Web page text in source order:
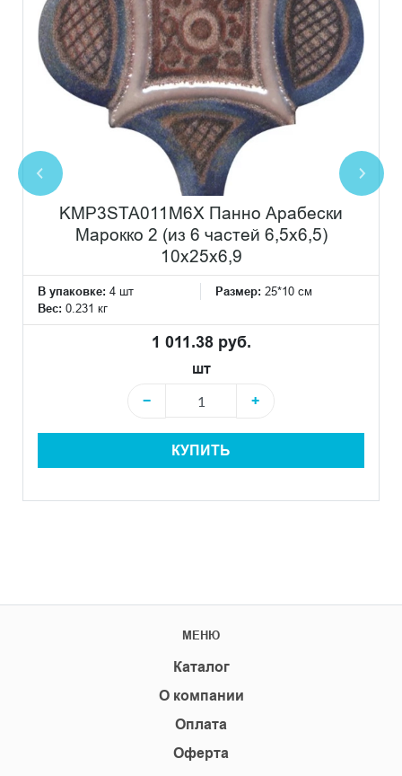
KMP3STA011M6X Панно Арабески
Марокко 2 (из 6 частей 6,5x6,5)
10x25x6,9
В упаковке: 4 шт Размер: 25*10 см
Вес: 0.231 кг
1 011.38 руб.
шт
−
+
КУПИТЬ
МЕНЮ
Каталог
О компании
Оплата
Оферта